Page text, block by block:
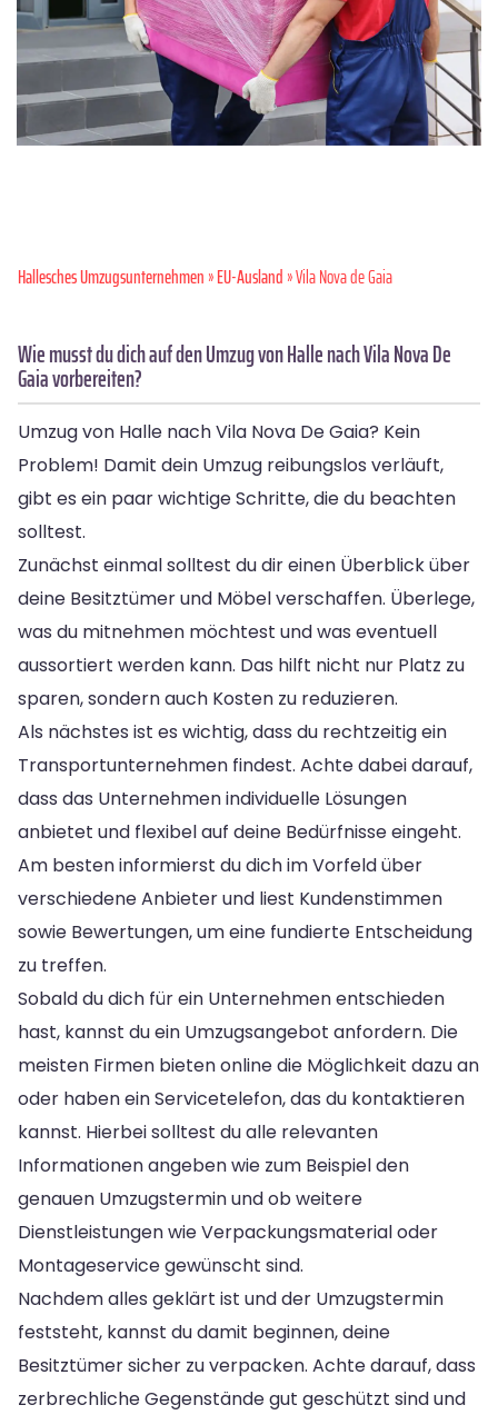
Hallesches Umzugsunternehmen»EU-Ausland» Vila Nova de Gaia
Wie musst du dich auf den Umzug von Halle nach Vila Nova De
Gaia vorbereiten?
Umzug von Halle nach Vila Nova De Gaia? Kein
Problem! Damit dein Umzug reibungslos verläuft,
gibt es ein paar wichtige Schritte, die du beachten
solltest.
Zunächst einmal solltest du dir einen Überblick über
deine Besitztümer und Möbel verschaffen. Überlege,
was du mitnehmen möchtest und was eventuell
aussortiert werden kann. Das hilft nicht nur Platz zu
sparen, sondern auch Kosten zu reduzieren.
Als nächstes ist es wichtig, dass du rechtzeitig ein
Transportunternehmen findest. Achte dabei darauf,
dass das Unternehmen individuelle Lösungen
anbietet und flexibel auf deine Bedürfnisse eingeht.
Am besten informierst du dich im Vorfeld über
verschiedene Anbieter und liest Kundenstimmen
sowie Bewertungen, um eine fundierte Entscheidung
zu treffen.
Sobald du dich für ein Unternehmen entschieden
hast, kannst du ein Umzugsangebot anfordern. Die
meisten Firmen bieten online die Möglichkeit dazu an
oder haben ein Servicetelefon, das du kontaktieren
kannst. Hierbei solltest du alle relevanten
Informationen angeben wie zum Beispiel den
genauen Umzugstermin und ob weitere
Dienstleistungen wie Verpackungsmaterial oder
Montageservice gewünscht sind.
Nachdem alles geklärt ist und der Umzugstermin
feststeht, kannst du damit beginnen, deine
Besitztümer sicher zu verpacken. Achte darauf, dass
zerbrechliche Gegenstände gut geschützt sind und